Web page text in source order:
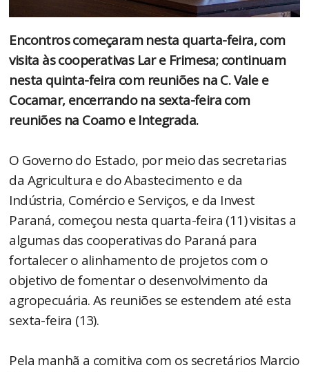
Encontros começaram nesta quarta-feira, com
visita às cooperativas Lar e Frimesa; continuam
nesta quinta-feira com reuniões na C. Vale e
Cocamar, encerrando na sexta-feira com
reuniões na Coamo e Integrada.
O Governo do Estado, por meio das secretarias
da Agricultura e do Abastecimento e da
Indústria, Comércio e Serviços, e da Invest
Paraná, começou nesta quarta-feira (11) visitas a
algumas das cooperativas do Paraná para
fortalecer o alinhamento de projetos com o
objetivo de fomentar o desenvolvimento da
agropecuária. As reuniões se estendem até esta
sexta-feira (13).
Pela manhã a comitiva com os secretários Marcio